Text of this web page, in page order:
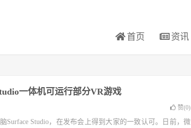
首页 资讯
一体机可运行部分VR游戏
赞(0)
Surface Studio，在发布会上得到大家的一致认可。日前，微